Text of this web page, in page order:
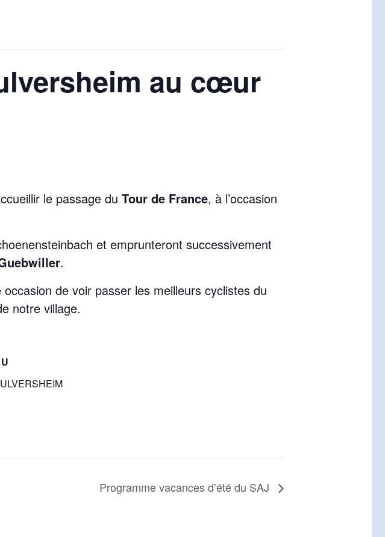
au cœur
le passage du Tour de France, à l’occasion
et emprunteront successivement
.
de voir passer les meilleurs cyclistes du
notre village.
Programme vacances d’été du SAJ